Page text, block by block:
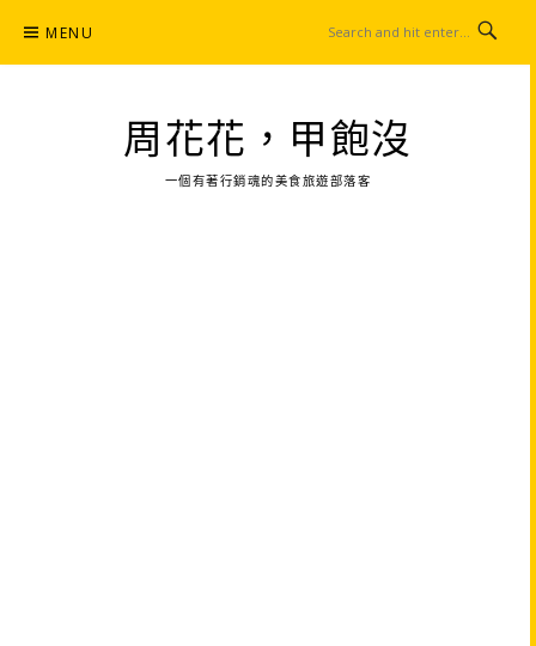
content
MENU
周花花，甲飽沒
一個有著行銷魂的美食旅遊部落客